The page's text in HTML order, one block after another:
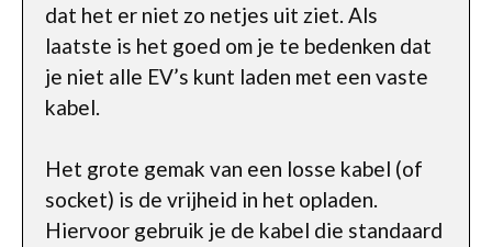
dat het er niet zo netjes uit ziet. Als
laatste is het goed om je te bedenken dat
je niet alle EV’s kunt laden met een vaste
kabel.
Het grote gemak van een losse kabel (of
socket) is de vrijheid in het opladen.
Hiervoor gebruik je de kabel die standaard